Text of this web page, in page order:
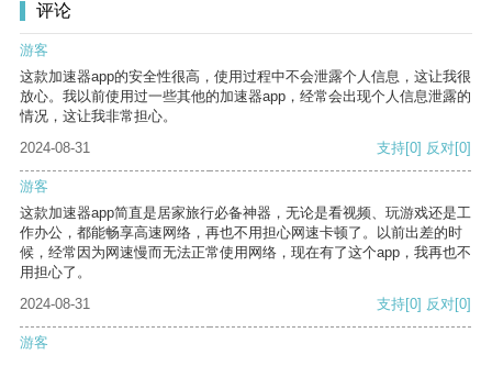
评论
游客
这款加速器app的安全性很高，使用过程中不会泄露个人信息，这让我很
放心。我以前使用过一些其他的加速器app，经常会出现个人信息泄露的
情况，这让我非常担心。
2024-08-31
支持[0] 反对[0]
游客
这款加速器app简直是居家旅行必备神器，无论是看视频、玩游戏还是工
作办公，都能畅享高速网络，再也不用担心网速卡顿了。以前出差的时
候，经常因为网速慢而无法正常使用网络，现在有了这个app，我再也不
用担心了。
2024-08-31
支持[0] 反对[0]
游客